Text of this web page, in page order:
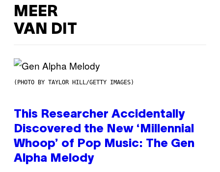
MEER
VAN DIT
(PHOTO BY TAYLOR HILL/GETTY IMAGES)
This Researcher Accidentally
Discovered the New ‘Millennial
Whoop’ of Pop Music: The Gen
Alpha Melody